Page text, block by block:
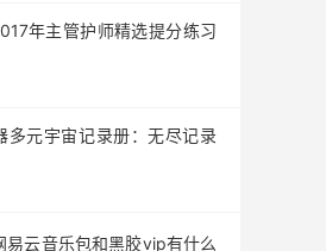
年主管护师精选提分练习
多元宇宙记录册：无尽记录
易云音乐包和黑胶vip有什么